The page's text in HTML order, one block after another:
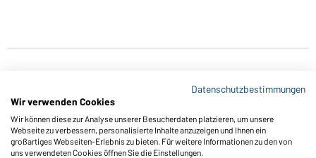
Funktionen & Pflege
Datenschutzbestimmungen
Wir verwenden Cookies
Wir können diese zur Analyse unserer Besucherdaten platzieren, um unsere
Webseite zu verbessern, personalisierte Inhalte anzuzeigen und Ihnen ein
großartiges Webseiten-Erlebnis zu bieten. Für weitere Informationen zu den von
uns verwendeten Cookies öffnen Sie die Einstellungen.